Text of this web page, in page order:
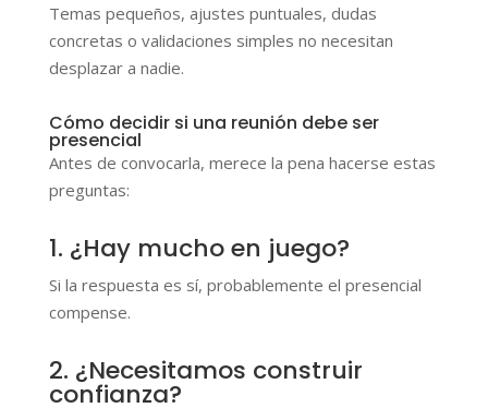
Temas pequeños, ajustes puntuales, dudas
concretas o validaciones simples no necesitan
desplazar a nadie.
Cómo decidir si una reunión debe ser
presencial
Antes de convocarla, merece la pena hacerse estas
preguntas:
1. ¿Hay mucho en juego?
Si la respuesta es sí, probablemente el presencial
compense.
2. ¿Necesitamos construir
confianza?